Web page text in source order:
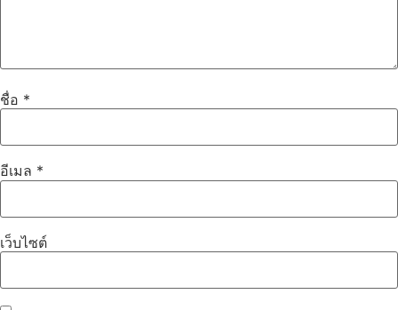
ชื่อ *
อีเมล *
เว็บไซต์